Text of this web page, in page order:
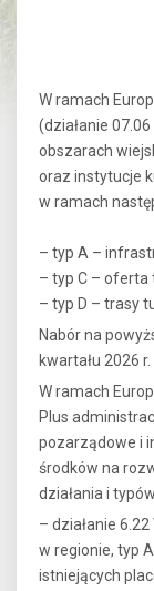
W ramach
(działanie
obszarach
oraz instytucje
w ramach
– typ A –
– typ C – oferta
– typ D – trasy
Nabór na
kwartału 2026 r.
W ramach
Plus
pozarządowe i
środków na
działania i
– działanie
w regionie, typ
istniejących